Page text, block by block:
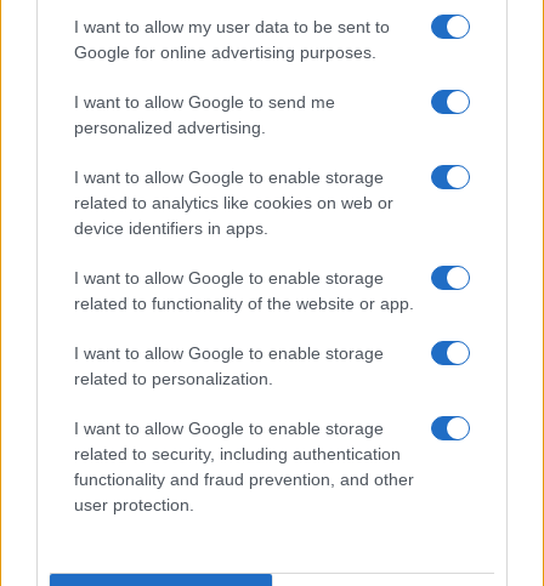
I want to allow my user data to be sent to
Google for online advertising purposes.
I want to allow Google to send me
personalized advertising.
I want to allow Google to enable storage
related to analytics like cookies on web or
device identifiers in apps.
I want to allow Google to enable storage
related to functionality of the website or app.
I want to allow Google to enable storage
related to personalization.
I want to allow Google to enable storage
related to security, including authentication
functionality and fraud prevention, and other
user protection.
Facebook
Cookie Policy
Syndication
Globalist
Globalscience
Globalsport
Culture
Salute
Megachip
GiULia
Prima Pagina
Giornale dello
Spettacolo
Wondernet
Giuliana Sgrena